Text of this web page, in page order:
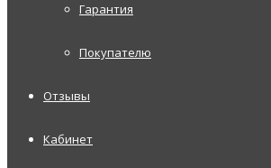
Гарантия
Покупателю
Отзывы
Кабинет